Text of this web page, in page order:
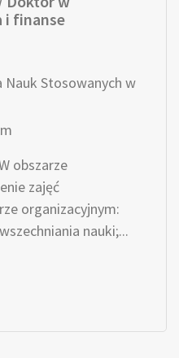
i finanse
Stosowanych w
obszarze
zajęć
organizacyjnym:
nauki;...